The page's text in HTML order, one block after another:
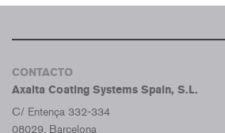
CONTACTO
Axalta Coating Systems Spain, S.L.
C/ Entença 332-334
08029. Barcelona